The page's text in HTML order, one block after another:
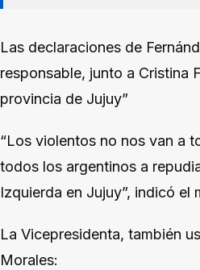
Las declaraciones de
responsable, junto a Cristina
provincia de Jujuy”
“Los violentos no nos van a
todos los argentinos a
Izquierda en Jujuy”, indicó el
La Vicepresidenta, también
Morales: